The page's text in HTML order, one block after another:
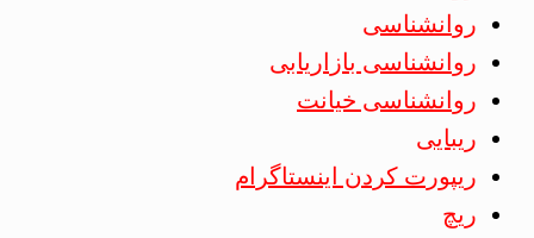
روانشناسی
روانشناسی بازاریابی
روانشناسی خیانت
ریبایی
ریپورت کردن اینستاگرام
ریچ